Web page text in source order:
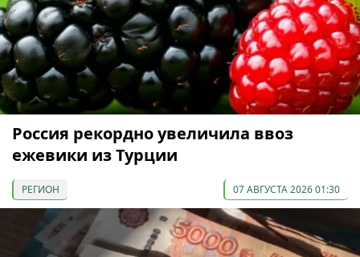
Россия рекордно увеличила ввоз
ежевики из Турции
РЕГИОН 07 АВГУСТА 2026 01:30